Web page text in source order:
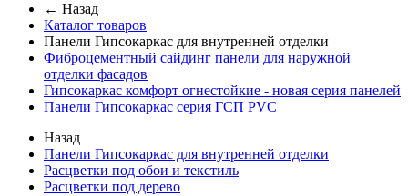
← Назад
Каталог товаров
Панели Гипсокаркас для внутренней отделки
Фиброцементный сайдинг панели для наружной
отделки фасадов
Гипсокаркас комфорт огнестойкие - новая серия панелей
Панели Гипсокаркас серия ГСП PVC
Назад
Панели Гипсокаркас для внутренней отделки
Расцветки под обои и текстиль
Расцветки под дерево